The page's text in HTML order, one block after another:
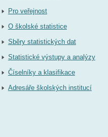
Pro veřejnost
O školské statistice
Sběry statistických dat
Statistické výstupy a analýzy
Číselníky a klasifikace
Adresáře školských institucí